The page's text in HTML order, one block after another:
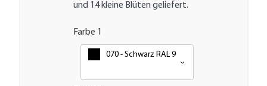
und 14 kleine Blüten geliefert.
Farbe 1
070 - Schwarz RAL 9005